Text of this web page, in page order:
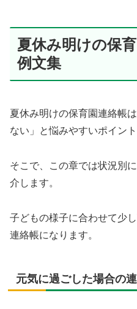
夏休み明けの保
例文集
夏休み明けの保育園連絡帳
ない」と悩みやすいポイント
そこで、この章では状況別
介します。
子どもの様子に合わせて少
連絡帳になります。
元気に過ごした場合の